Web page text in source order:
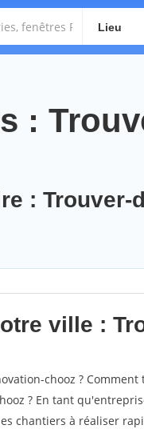
Lieu
:
: Trouver-
ville :
chooz ?
? En tant
chantiers à réaliser